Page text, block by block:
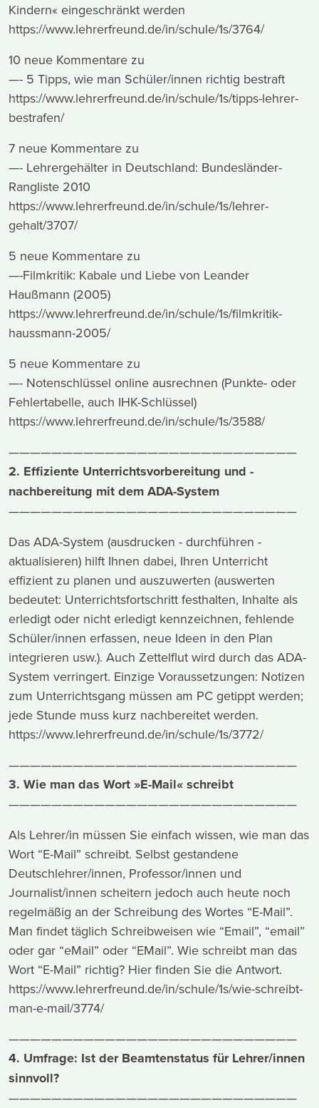
Kindern« eingeschränkt werden
https://www.lehrerfreund.de/in/schule/1s/3764/
10 neue Kommentare zu
—- 5 Tipps, wie man Schüler/innen richtig bestraft
https://www.lehrerfreund.de/in/schule/1s/tipps-lehrer-
bestrafen/
7 neue Kommentare zu
—- Lehrergehälter in Deutschland: Bundesländer-
Rangliste 2010
https://www.lehrerfreund.de/in/schule/1s/lehrer-
gehalt/3707/
5 neue Kommentare zu
—-Filmkritik: Kabale und Liebe von Leander
Haußmann (2005)
https://www.lehrerfreund.de/in/schule/1s/filmkritik-
haussmann-2005/
5 neue Kommentare zu
—- Notenschlüssel online ausrechnen (Punkte- oder
Fehlertabelle, auch IHK-Schlüssel)
https://www.lehrerfreund.de/in/schule/1s/3588/
———————————————————————————
2. Effiziente Unterrichtsvorbereitung und -
nachbereitung mit dem ADA-System
———————————————————————————
Das ADA-System (ausdrucken - durchführen -
aktualisieren) hilft Ihnen dabei, Ihren Unterricht
effizient zu planen und auszuwerten (auswerten
bedeutet: Unterrichtsfortschritt festhalten, Inhalte als
erledigt oder nicht erledigt kennzeichnen, fehlende
Schüler/innen erfassen, neue Ideen in den Plan
integrieren usw.). Auch Zettelflut wird durch das ADA-
System verringert. Einzige Voraussetzungen: Notizen
zum Unterrichtsgang müssen am PC getippt werden;
jede Stunde muss kurz nachbereitet werden.
https://www.lehrerfreund.de/in/schule/1s/3772/
———————————————————————————
3. Wie man das Wort »E-Mail« schreibt
———————————————————————————
Als Lehrer/in müssen Sie einfach wissen, wie man das
Wort “E-Mail” schreibt. Selbst gestandene
Deutschlehrer/innen, Professor/innen und
Journalist/innen scheitern jedoch auch heute noch
regelmäßig an der Schreibung des Wortes “E-Mail”.
Man findet täglich Schreibweisen wie “Email”, “email”
oder gar “eMail” oder “EMail”. Wie schreibt man das
Wort “E-Mail” richtig? Hier finden Sie die Antwort.
https://www.lehrerfreund.de/in/schule/1s/wie-schreibt-
man-e-mail/3774/
———————————————————————————
4. Umfrage: Ist der Beamtenstatus für Lehrer/innen
sinnvoll?
———————————————————————————